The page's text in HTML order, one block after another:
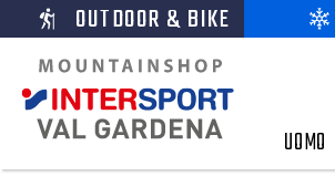
OUTDOOR & BIKE
UOMO